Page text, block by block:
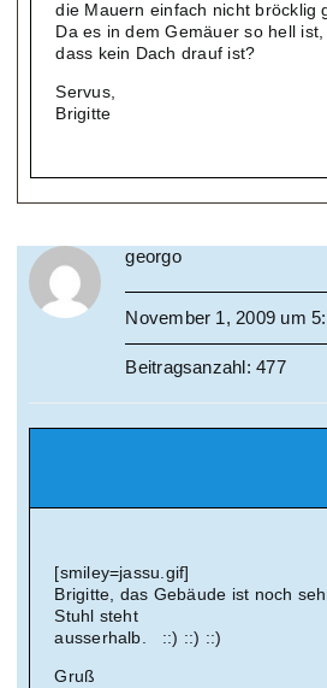
die Mauern einfach nicht bröcklig
Da es in dem Gemäuer so hell
dass kein Dach drauf ist?
Servus,
Brigitte
georgo
November 1, 2009 um
Beitragsanzahl: 477
[smiley=jassu.gif]
Brigitte, das Gebäude ist noch
Stuhl steht
ausserhalb. ::) ::) ::)
Gruß